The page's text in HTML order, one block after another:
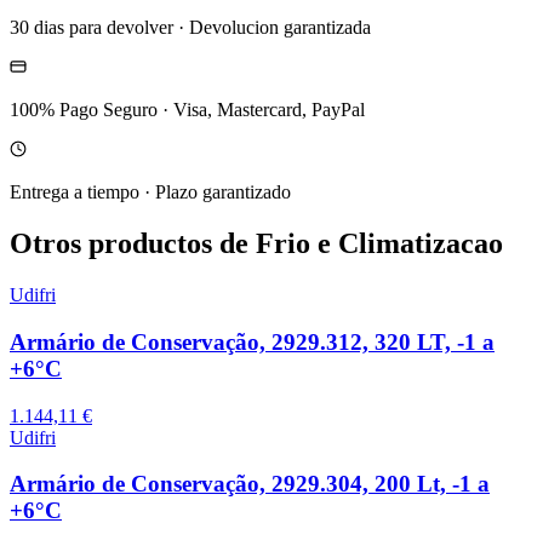
30 dias para devolver· Devolucion garantizada
100% Pago Seguro · Visa, Mastercard, PayPal
Entrega a tiempo · Plazo garantizado
Otros productos de Frio e Climatizacao
Udifri
Armário de Conservação, 2929.312, 320 LT, -1 a
+6°C
1.144,11 €
Udifri
Armário de Conservação, 2929.304, 200 Lt, -1 a
+6°C